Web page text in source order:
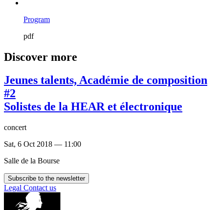
Program
pdf
Discover more
Jeunes talents, Académie de composition
#2
Solistes de la HEAR et électronique
concert
Sat, 6 Oct 2018 — 11:00
Salle de la Bourse
Subscribe to the newsletter
Legal Contact us